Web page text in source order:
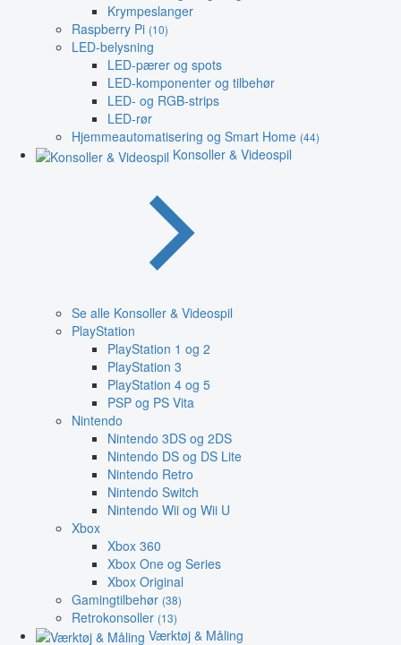
Krympeslanger
Raspberry Pi (10)
LED-belysning
LED-pærer og spots
LED-komponenter og tilbehør
LED- og RGB-strips
LED-rør
Hjemmeautomatisering og Smart Home (44)
Konsoller & Videospil
Se alle Konsoller & Videospil
PlayStation
PlayStation 1 og 2
PlayStation 3
PlayStation 4 og 5
PSP og PS Vita
Nintendo
Nintendo 3DS og 2DS
Nintendo DS og DS Lite
Nintendo Retro
Nintendo Switch
Nintendo Wii og Wii U
Xbox
Xbox 360
Xbox One og Series
Xbox Original
Gamingtilbehør (38)
Retrokonsoller (13)
Værktøj & Måling